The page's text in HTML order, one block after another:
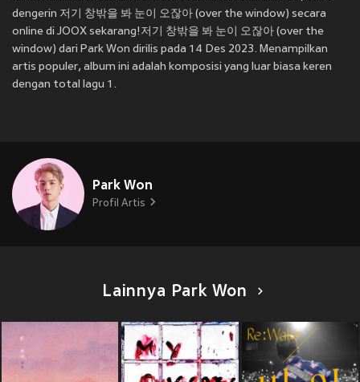
dengerin 저기 창밖을 봐 눈이 오잖아 (over the window) secara
online di JOOX sekarang!저기 창밖을 봐 눈이 오잖아 (over the
window) dari Park Won dirilis pada 14 Des 2023. Menampilkan
artis populer, album ini adalah komposisi yang luar biasa keren
dengan total lagu 1.
Park Won
Profil Artis
Lainnya Park Won